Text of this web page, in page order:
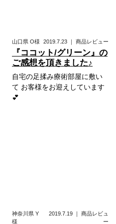
山口県 O様 2019.7.23 ｜ 商品レビュー
『ココット/グリーン』の
ご感想を頂きました♪
自宅の足揉み療術部屋に敷い
て お客様をお迎えしています
💕
神奈川県 Y
様
2019.7.19 ｜ 商品レビュ
ー